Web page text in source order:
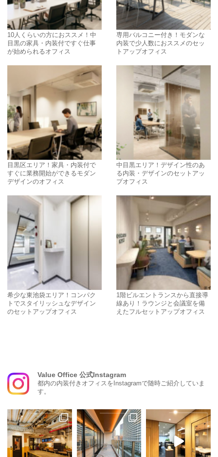
10人くらいの方におススメ！中
目黒の家具・内装付ですぐ仕事
が始められるオフィス
専用バルコニー付き！モダンな
内装で少人数におススメのセッ
トアップオフィス
目黒区エリア！家具・内装付で
すぐに業務開始ができるモダン
デザインのオフィス
中目黒エリア！デザイン性のあ
る内装・デザインのセットアッ
プオフィス
希少な東池袋エリア！コンパク
トでスタイリッシュなデザイン
のセットアップオフィス
1階ビルエントランスから直接導
線あり！ラウンジと会議室を備
えたフルセットアップオフィス
Value Office 公式Instagram
都内の内装付きオフィスをInstagramで随時ご紹介していま
す。